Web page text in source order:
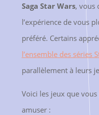
Saga Star Wars, vous
l’expérience de vous
préféré. Certains
l’ensemble des séries
parallèlement à leurs
Voici les jeux que
amuser :